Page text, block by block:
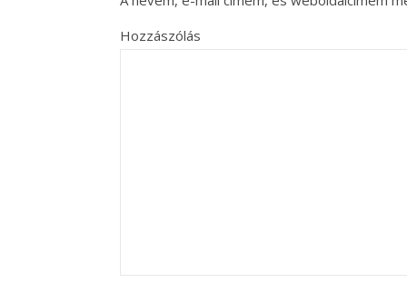
Hozzászólás